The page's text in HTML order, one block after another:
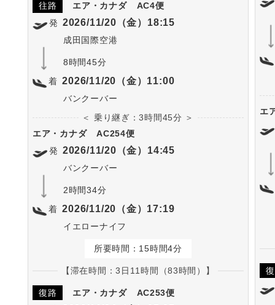
往路 エア・カナダ
AC4便
発 2026/11/20（金）18:15
成田国際空港
8時間45分
着 2026/11/20（金）11:00
バンクーバー
＜ 乗り継ぎ：3時間45分 ＞
エア・カナダ
AC254便
発 2026/11/20（金）14:45
バンクーバー
2時間34分
着 2026/11/20（金）17:19
イエローナイフ
所要時間：15時間4分
【滞在時間：3日11時間（83時間）】
復路 エア・カナダ
AC253便
エ